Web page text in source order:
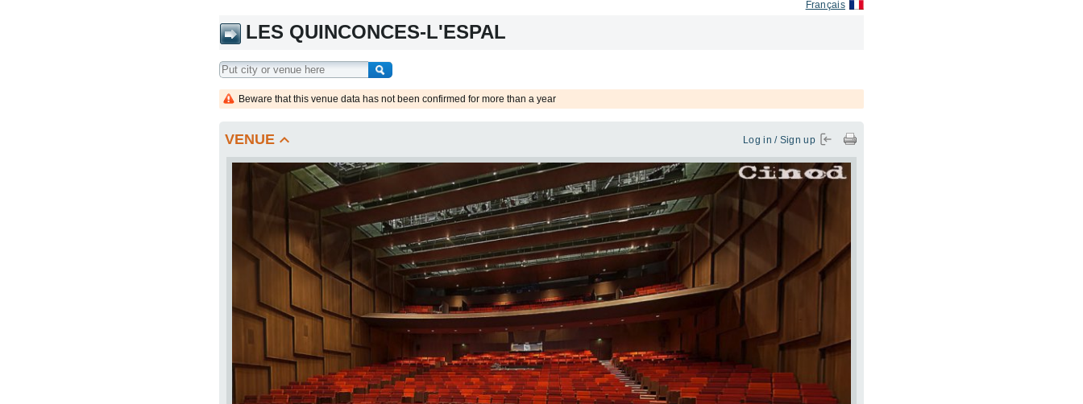
Français
LES QUINCONCES-L'ESPAL
Beware that this venue data has not been confirmed for more than a year
Log in / Sign up
VENUE keyboard_arrow_up